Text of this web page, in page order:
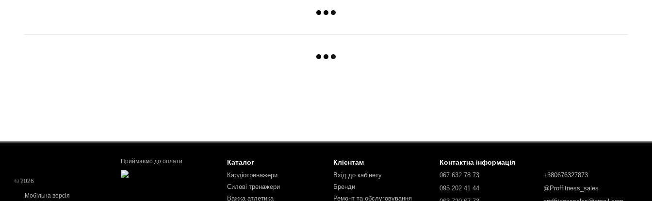
© 2026
Мобільна версія
Приймаємо до оплати Каталог
Кардіотренажери
Силові тренажери
Важка атлетика
Клієнтам
Вхід до кабінету
Бренди
Ремонт та обслуговування
Контактна інформація
067 632 78 73
095 202 41 44
+380676327873
@Proffitness_sales